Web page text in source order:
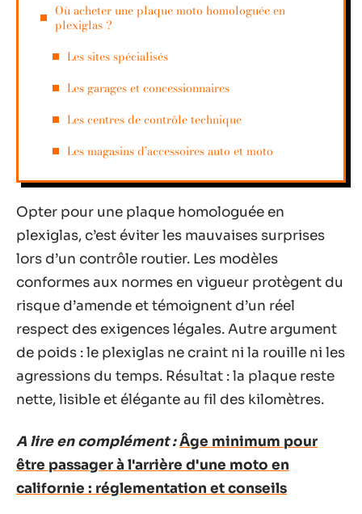
Où acheter une plaque moto homologuée en
plexiglas ?
Les sites spécialisés
Les garages et concessionnaires
Les centres de contrôle technique
Les magasins d’accessoires auto et moto
Opter pour une plaque homologuée en
plexiglas, c’est éviter les mauvaises surprises
lors d’un contrôle routier. Les modèles
conformes aux normes en vigueur protègent du
risque d’amende et témoignent d’un réel
respect des exigences légales. Autre argument
de poids : le plexiglas ne craint ni la rouille ni les
agressions du temps. Résultat : la plaque reste
nette, lisible et élégante au fil des kilomètres.
A lire en complément :Âge minimum pour
être passager à l'arrière d'une moto en
californie : réglementation et conseils